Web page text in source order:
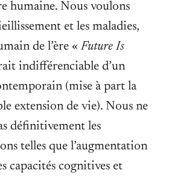
humaine. Nous voulons
et les maladies,
de l’ère «Future Is
indifférenciable d’un
(mise à part la
extension de vie). Nous ne
définitivement les
telles que l’augmentation
capacités cognitives et